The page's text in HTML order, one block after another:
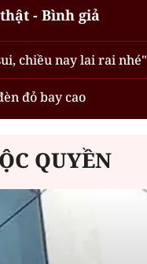
- Bình giả
chiều nay lai rai nhé"
đỏ bay cao
QUYỀN